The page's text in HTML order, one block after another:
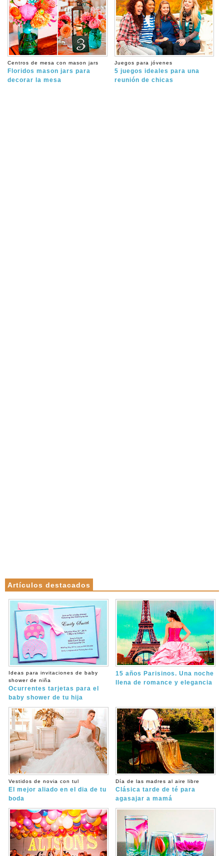
Centros de mesa con mason jars
Floridos mason jars para
decorar la mesa
Juegos para jóvenes
5 juegos ideales para una
reunión de chicas
Artículos destacados
Ideas para invitaciones de baby
shower de niña
Ocurrentes tarjetas para el
baby shower de tu hija
15 años Parisinos. Una noche
llena de romance y elegancia
Vestidos de novia con tul
El mejor aliado en el dia de tu
boda
Día de las madres al aire libre
Clásica tarde de té para
agasajar a mamá